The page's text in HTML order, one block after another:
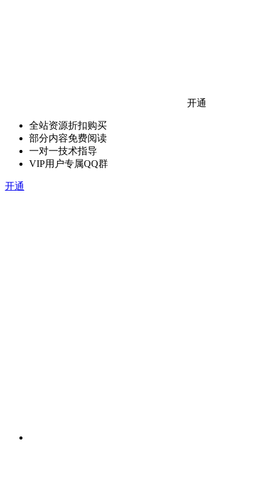
开通
全站资源折扣购买
部分内容免费阅读
一对一技术指导
VIP用户专属QQ群
开通